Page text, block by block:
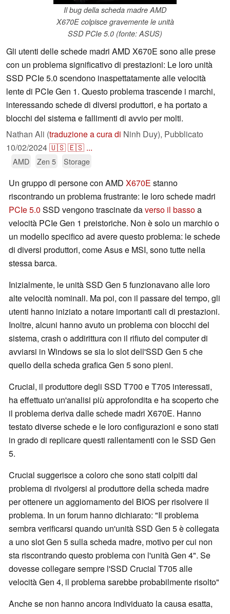
Il bug della scheda madre AMD
X670E colpisce gravemente le unità
SSD PCIe 5.0 (fonte: ASUS)
Gli utenti delle schede madri AMD X670E sono alle prese
con un problema significativo di prestazioni: Le loro unità
SSD PCIe 5.0 scendono inaspettatamente alle velocità
lente di PCIe Gen 1. Questo problema trascende i marchi,
interessando schede di diversi produttori, e ha portato a
blocchi del sistema e fallimenti di avvio per molti.
Nathan Ali (traduzione a cura di Ninh Duy), Pubblicato
10/02/2024🇺🇸🇪🇸 ...
AMD Zen 5 Storage
Un gruppo di persone con AMD X670E stanno
riscontrando un problema frustrante: le loro schede madri
PCIe 5.0 SSD vengono trascinate daverso il bassoa
velocità PCIe Gen 1 preistoriche. Non è solo un marchio o
un modello specifico ad avere questo problema: le schede
di diversi produttori, come Asus e MSI, sono tutte nella
stessa barca.
Inizialmente, le unità SSD Gen 5 funzionavano alle loro
alte velocità nominali. Ma poi, con il passare del tempo, gli
utenti hanno iniziato a notare importanti cali di prestazioni.
Inoltre, alcuni hanno avuto un problema con blocchi del
sistema, crash o addirittura con il rifiuto del computer di
avviarsi in Windows se sia lo slot dell'SSD Gen 5 che
quello della scheda grafica Gen 5 sono pieni.
Crucial, il produttore degli SSD T700 e T705 interessati,
ha effettuato un'analisi più approfondita e ha scoperto che
il problema deriva dalle schede madri X670E. Hanno
testato diverse schede e le loro configurazioni e sono stati
in grado di replicare questi rallentamenti con le SSD Gen
5.
Crucial suggerisce a coloro che sono stati colpiti dal
problema di rivolgersi al produttore della scheda madre
per ottenere un aggiornamento del BIOS per risolvere il
problema. In un forum hanno dichiarato: "Il problema
sembra verificarsi quando un'unità SSD Gen 5 è collegata
a uno slot Gen 5 sulla scheda madre, motivo per cui non
sta riscontrando questo problema con l'unità Gen 4". Se
dovesse collegare sempre l'SSD Crucial T705 alle
velocità Gen 4, il problema sarebbe probabilmente risolto"
Anche se non hanno ancora individuato la causa esatta,